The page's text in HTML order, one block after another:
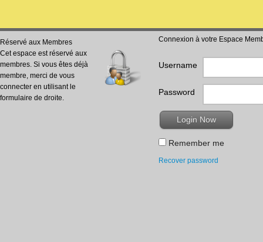
Réservé aux Membres
Cet espace est réservé aux
membres. Si vous êtes déjà
membre, merci de vous
connecter en utilisant le
formulaire de droite.
Connexion à votre Espace
Username
Password
Remember me
Recover password